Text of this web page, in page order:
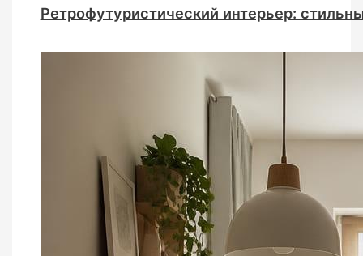
Ретрофутуристический интерьер: